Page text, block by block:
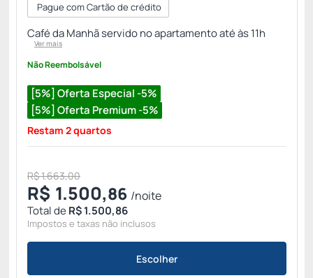
Pague com Cartão de crédito
[5%] Oferta Especial -5%
[5%] Oferta Premium -5%
Café da Manhã servido no apartamento até às 11h
Ver mais
Não Reembolsável
Restam 2 quartos
R$ 1.663,00
R$ 1.500,86 /noite
Total deR$ 1.500,86
Impostos e taxas não inclusos
Escolher